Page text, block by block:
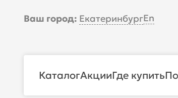
Ваш город: ЕкатеринбургEn
КаталогАкцииГде купить